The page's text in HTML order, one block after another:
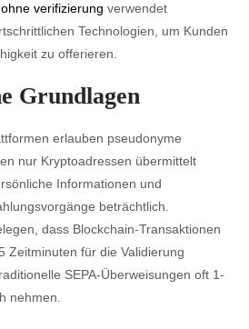
verifizierung verwendet
Technologien, um Kunden
zu offerieren.
Grundlagen
erlauben pseudonyme
nur Kryptoadressen übermittelt
Informationen und
beträchtlich.
dass Blockchain-Transaktionen
Zeitminuten für die Validierung
SEPA-Überweisungen oft 1-
nehmen.